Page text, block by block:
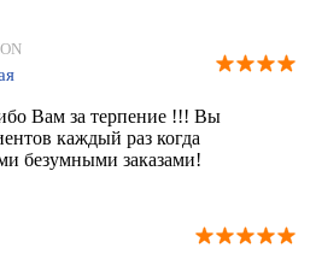
Вам за терпение !!! Вы
каждый раз когда
безумными заказами!